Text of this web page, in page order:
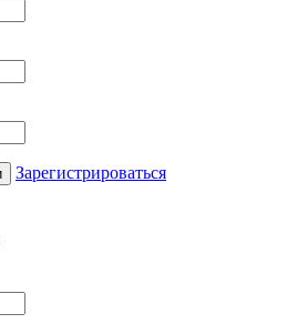
Зарегистрироваться